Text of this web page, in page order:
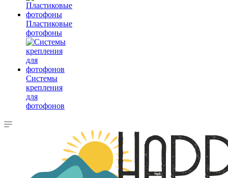
Пластиковые
фотофоны
Системы
крепления
для
фотофонов